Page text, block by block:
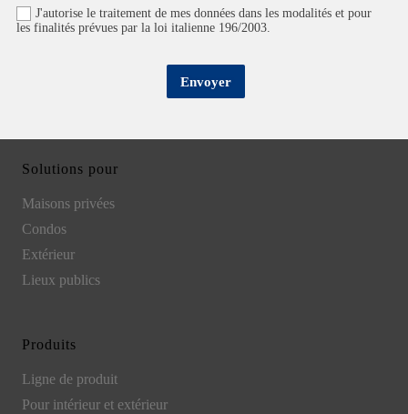
J'autorise le traitement de mes données dans les modalités et pour
les finalités prévues par la loi italienne 196/2003.
Envoyer
Solutions pour
Maisons privées
Condos
Extérieur
Lieux publics
Produits
Ligne de produit
Pour intérieur et extérieur